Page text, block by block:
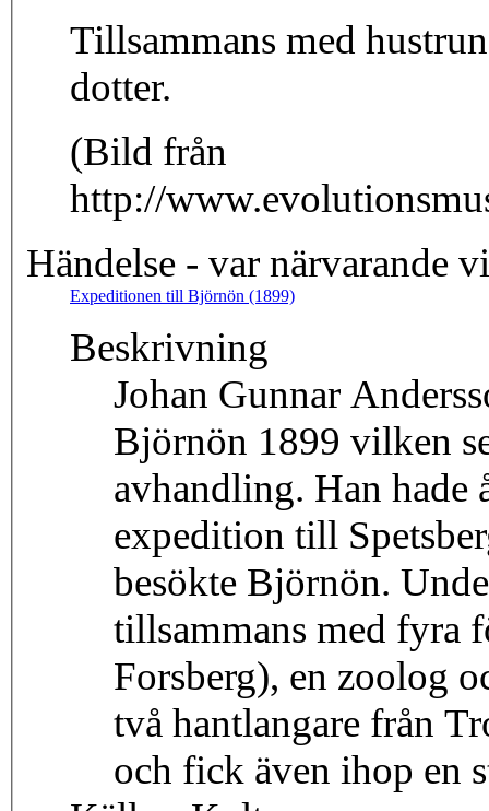
Tillsammans med
dotter.
(Bild från
http://
Händelse - var närvarande
Expeditionen till Björnön (1899)
Beskrivning
Johan Gunnar
Björnön 1899 vilken
avhandling. Han hade
expedition till
besökte Björnön.
tillsammans med fyra
Forsberg), en zoolog
två hantlangare från
och fick även ihop en